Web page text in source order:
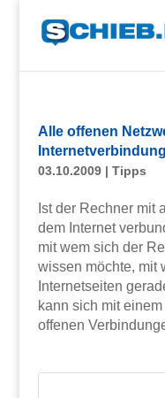
Alle offenen
03.10.2009| Tipps
Ist der Rechner mit
dem Internet
mit wem sich der
wissen möchte, mit
Internetseiten
kann sich mit
offenen